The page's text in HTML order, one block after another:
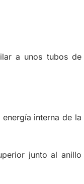
a unos tubos de
interna de la
junto al anillo